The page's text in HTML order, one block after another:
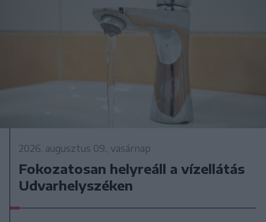
2026. augusztus 09., vasárnap
Fokozatosan helyreáll a vízellátás
Udvarhelyszéken